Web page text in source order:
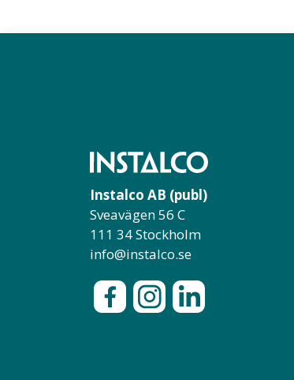
Instalco AB (publ)
Sveavägen 56 C
111 34 Stockholm
info@instalco.se